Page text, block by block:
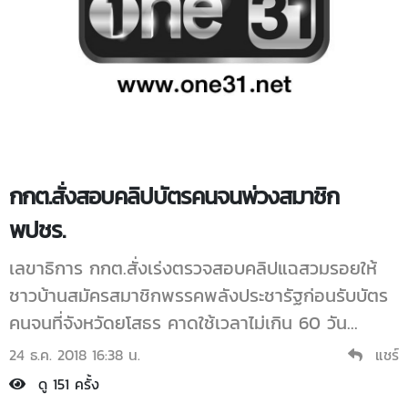
กกต.สั่งสอบคลิปบัตรคนจนพ่วงสมาชิก
พปชร.
เลขาธิการ กกต.สั่งเร่งตรวจสอบคลิปแฉสวมรอยให้
ชาวบ้านสมัครสมาชิกพรรคพลังประชารัฐก่อนรับบัตร
คนจนที่จังหวัดยโสธร คาดใช้เวลาไม่เกิน 60 วัน...
24 ธ.ค. 2018 16:38 น.
แชร์
ดู 151 ครั้ง